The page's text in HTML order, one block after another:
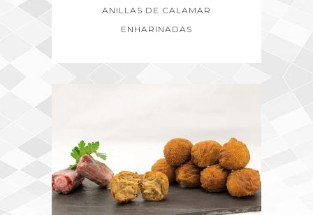
ANILLAS DE CALAMAR
ENHARINADAS